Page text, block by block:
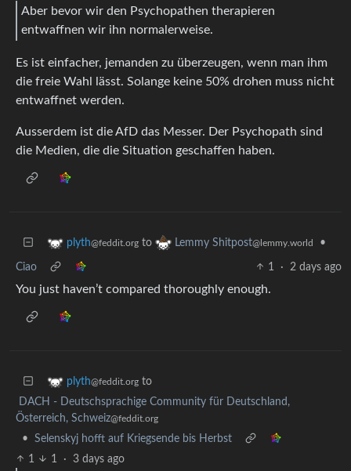
Aber bevor wir den Psychopathen therapieren
entwaffnen wir ihn normalerweise.
Es ist einfacher, jemanden zu überzeugen, wenn man ihm
die freie Wahl lässt. Solange keine 50% drohen muss nicht
entwaffnet werden.
Ausserdem ist die AfD das Messer. Der Psychopath sind
die Medien, die die Situation geschaffen haben.
plyth@feddit.org to Lemmy Shitpost@lemmy.world •
Ciao 1 · 2 days ago
You just haven’t compared thoroughly enough.
plyth@feddit.org to
DACH - Deutschsprachige Community für Deutschland,
Österreich, Schweiz@feddit.org
•
Selenskyj hofft auf Kriegsende bis Herbst
1
1 · 3 days ago